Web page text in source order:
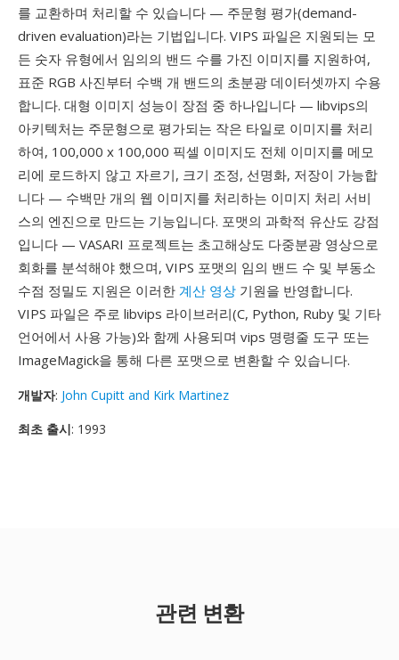
를 교환하며 처리할 수 있습니다 — 주문형 평가(demand-
driven evaluation)라는 기법입니다. VIPS 파일은 지원되는 모
든 숫자 유형에서 임의의 밴드 수를 가진 이미지를 지원하여,
표준 RGB 사진부터 수백 개 밴드의 초분광 데이터셋까지 수용
합니다. 대형 이미지 성능이 장점 중 하나입니다 — libvips의
아키텍처는 주문형으로 평가되는 작은 타일로 이미지를 처리
하여, 100,000 x 100,000 픽셀 이미지도 전체 이미지를 메모
리에 로드하지 않고 자르기, 크기 조정, 선명화, 저장이 가능합
니다 — 수백만 개의 웹 이미지를 처리하는 이미지 처리 서비
스의 엔진으로 만드는 기능입니다. 포맷의 과학적 유산도 강점
입니다 — VASARI 프로젝트는 초고해상도 다중분광 영상으로
회화를 분석해야 했으며, VIPS 포맷의 임의 밴드 수 및 부동소
수점 정밀도 지원은 이러한 계산 영상 기원을 반영합니다.
VIPS 파일은 주로 libvips 라이브러리(C, Python, Ruby 및 기타
언어에서 사용 가능)와 함께 사용되며 vips 명령줄 도구 또는
ImageMagick을 통해 다른 포맷으로 변환할 수 있습니다.
개발자: John Cupitt and Kirk Martinez
최초 출시: 1993
관련 변환